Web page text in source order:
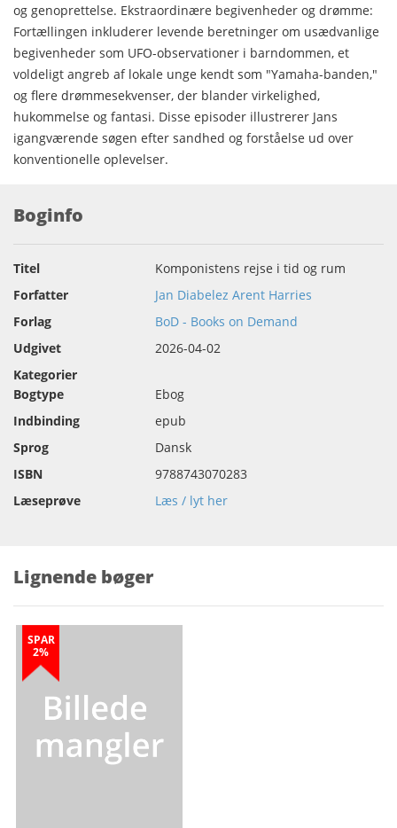
og genoprettelse. Ekstraordinære begivenheder og drømme:
Fortællingen inkluderer levende beretninger om usædvanlige
begivenheder som UFO-observationer i barndommen, et
voldeligt angreb af lokale unge kendt som "Yamaha-banden,"
og flere drømmesekvenser, der blander virkelighed,
hukommelse og fantasi. Disse episoder illustrerer Jans
igangværende søgen efter sandhed og forståelse ud over
konventionelle oplevelser.
Boginfo
Titel
Komponistens rejse i tid og rum
Forfatter
Jan Diabelez Arent Harries
Forlag
BoD - Books on Demand
Udgivet
2026-04-02
Kategorier
Bogtype
Ebog
Indbinding
epub
Sprog
Dansk
ISBN
9788743070283
Læseprøve
Læs / lyt her
Lignende bøger
SPAR
2%